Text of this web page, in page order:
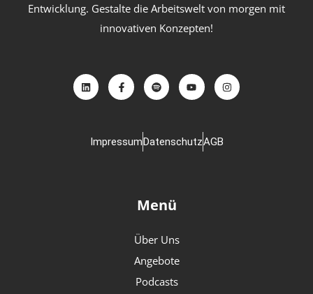
Entwicklung. Gestalte die Arbeitswelt von morgen mit
innovativen Konzepten!
ImpressumDatenschutzAGB
Menü
Über Uns
Angebote
Podcasts